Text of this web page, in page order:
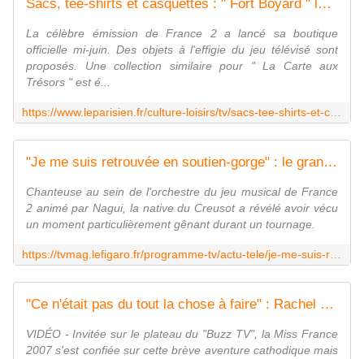
Sacs, tee-shirts et casquettes : " Fort Boyard " lance sa boutique officielle à l'aube de sa 36e saison
La célèbre émission de France 2 a lancé sa boutique
officielle mi-juin. Des objets à l'effigie du jeu télévisé sont
proposés. Une collection similaire pour " La Carte aux
Trésors " est é...
"Je me suis retrouvée en soutien-gorge" : le grand moment de solitude de Magali Ripoll dans "N'oubliez pas les paroles"
Chanteuse au sein de l'orchestre du jeu musical de France
2 animé par Nagui, la native du Creusot a révélé avoir vécu
un moment particulièrement gênant durant un tournage.
"Ce n'était pas du tout la chose à faire" : Rachel Legrain-Trapani regrette son passage dans "Secret Story"
VIDÉO - Invitée sur le plateau du "Buzz TV", la Miss France
2007 s'est confiée sur cette brève aventure cathodique mais